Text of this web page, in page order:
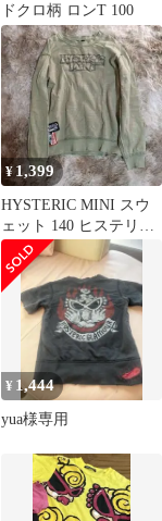
ドクロ柄 ロンT 100
¥ 1,399
HYSTERIC MINI スウ
ェット 140 ヒステリッ
ク グラマー
¥ 1,444
yua様専用